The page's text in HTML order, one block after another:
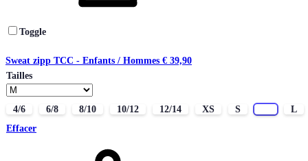
Toggle
Sweat zipp TCC - Enfants / Hommes € 39,90
Tailles
4/6 6/8 8/10 10/12 12/14 XS S
L
Effacer